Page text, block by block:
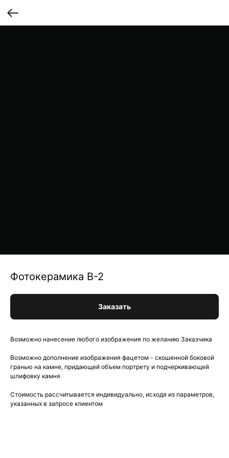
Фотокерамика В-2
Заказать
Возможно нанесение любого изображения по желанию Заказчика
Возможно дополнение изображения фацетом - скошенной боковой
гранью на камне, придающей объем портрету и подчеркивающей
шлифовку камня
Стоимость рассчитывается индивидуально, исходя из параметров,
указанных в запросе клиентом